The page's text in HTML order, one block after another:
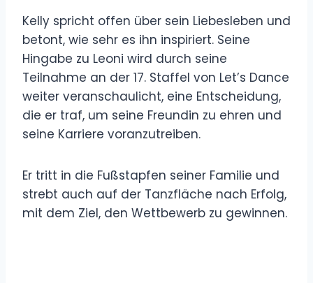
Kelly spricht offen über sein Liebesleben und
betont, wie sehr es ihn inspiriert. Seine
Hingabe zu Leoni wird durch seine
Teilnahme an der 17. Staffel von Let’s Dance
weiter veranschaulicht, eine Entscheidung,
die er traf, um seine Freundin zu ehren und
seine Karriere voranzutreiben.
Er tritt in die Fußstapfen seiner Familie und
strebt auch auf der Tanzfläche nach Erfolg,
mit dem Ziel, den Wettbewerb zu gewinnen.